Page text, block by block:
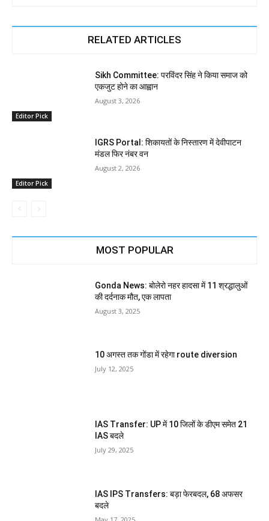
RELATED ARTICLES
Editor Pick
Sikh Committee: परविंदर सिंह ने किया समाज को
एकजुट होने का आह्वान
August 3, 2026
Editor Pick
IGRS Portal: शिकायतों के निस्तारण में देवीपाटन
मंडल फिर नंबर वन
August 2, 2026
MOST POPULAR
Gonda News: बोलेरो नहर हादसा में 11 श्रद्धालुओं
की दर्दनाक मौत, एक लापता
August 3, 2025
10 अगस्त तक गोंडा में रहेगा route diversion
July 12, 2025
IAS Transfer: UP में 10 जिलों के डीएम समेत 21
IAS बदले
July 29, 2025
IAS IPS Transfers: बड़ा फेरबदल, 68 अफसर
बदले